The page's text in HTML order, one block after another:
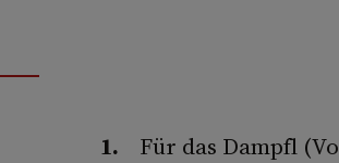
Für das Dampfl